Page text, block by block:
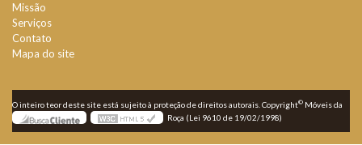
Missão
Serviços
Contato
Mapa do site
O inteiro teor deste site está sujeito à proteção de direitos autorais. Copyright© Móveis da
Roça (Lei 9610 de 19/02/1998)